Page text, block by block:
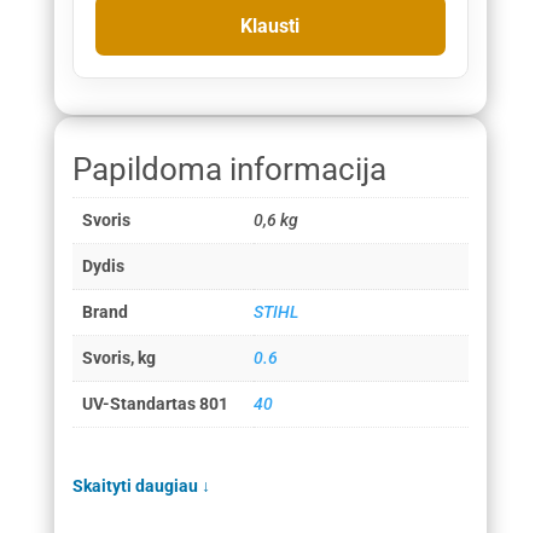
Papildoma informacija
Svoris 0,6 kg
Dydis
Brand STIHL
Svoris, kg 0.6
UV-Standartas 801 40
Skaityti daugiau ↓